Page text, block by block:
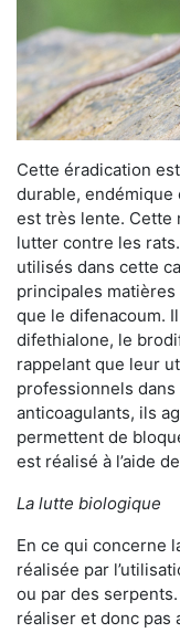
Cette éradication
durable, endémique
est très lente. Cette
lutter contre les
utilisés dans cette
principales
que le difenacoum.
difethialone, le
rappelant que leur
professionnels
anticoagulants, ils
permettent de
est réalisé à l’aide
La lutte biologique
En ce qui concerne
réalisée par
ou par des
réaliser et donc pas